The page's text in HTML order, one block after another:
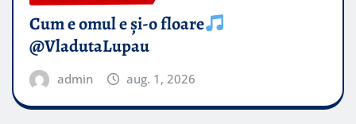
Cum e omul e și-o floare
@VladutaLupau
admin aug. 1, 2026